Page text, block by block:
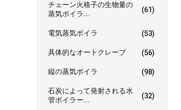
チェーン火格子の生物量の
蒸気ボイラ...
(61)
電気蒸気ボイラ (53)
具体的なオートクレーブ (56)
縦の蒸気ボイラ (98)
石炭によって発射される水
管ボイラー...
(32)